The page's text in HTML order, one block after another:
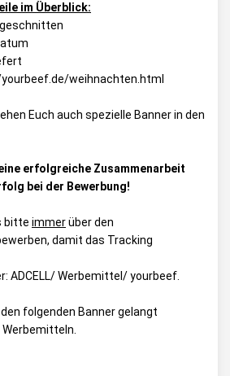
im Überblick:
weihnachten.html
Euch auch spezielle Banner in den
erfolgreiche Zusammenarbeit
bei der Bewerbung!
bitte immerüber den
damit das Tracking
ADCELL/ Werbemittel/ yourbeef
folgenden Banner gelangt